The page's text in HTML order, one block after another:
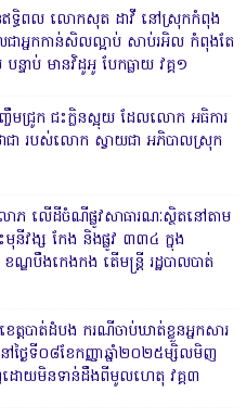
នឥទ្ធិពល លោកសុត ដាវី នៅស្រុកកំពុង
ជាអ្នកកាន់សិលល្អាប់ សាប់រអិល កំពុងតែ
ន្ទាប់ មានវិដូអូ បែកធ្លាយ វគ្គ១
ចឹមជ្រូក ជះក្លិនស្អុយ ដែលលោក អធិការ
ជា របស់លោក ស្វាយជា អភិបាលស្រុក
លើដីចំណីផ្លូវសាធារណៈស្ថិតនៅតាម
នីវង្ស កែង និងផ្លូវ ៣៣៤ ក្នុង
ឌបឹងកេងកង តើមន្ត្រី រដ្ឋបាលបាត់
ត្តបាត់ដំបង ករណីចាប់ឃាត់ខ្លួនអ្នកសារ
ថ្ងៃទី០៨ខែកញ្ញាឆ្នាំ២០២៥ម្សិលមិញ
ោយមិនទាន់ដឹងពីមូលហេតុ វគ្គ៣